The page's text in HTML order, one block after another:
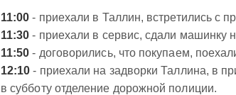
11:00 - приехали в Таллин, встретились с
11:30 - приехали в сервис, сдали машинку
11:50 - договорились, что покупаем,
12:10 - приехали на задворки Таллина, в
в субботу отделение дорожной полиции.